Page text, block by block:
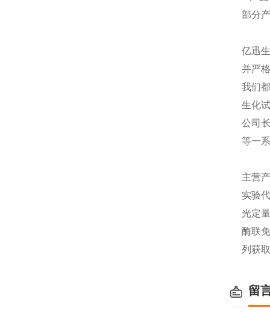
部分
亿迅
并严
我们
生化
公司
等一
主营
实验
光定
酶联
列获
留